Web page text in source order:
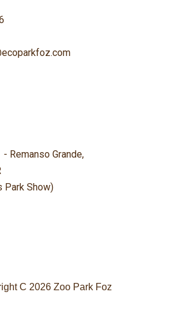
- Remanso Grande,
Park Show)
C 2026 Zoo Park Foz